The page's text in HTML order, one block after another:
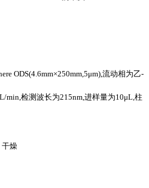
ODS(4.6mm×250mm,5μm),流动相为乙-
min,检测波长为215nm,进样量为10μL,柱
干燥